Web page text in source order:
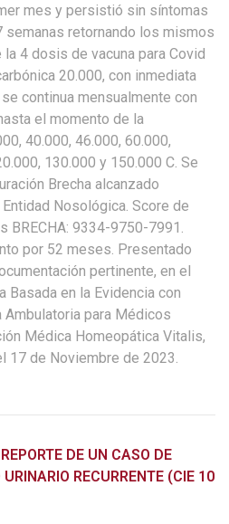
mes y persistió sin síntomas
semanas retornando los mismos
4 dosis de vacuna para Covid
20.000, con inmediata
continua mensualmente con
el momento de la
40.000, 46.000, 60.000,
130.000 y 150.000 C. Se
Brecha alcanzado
Nosológica. Score de
BRECHA: 9334-9750-7991.
por 52 meses. Presentado
pertinente, en el
Basada en la Evidencia con
para Médicos
Médica Homeopática Vitalis,
17 de Noviembre de 2023.
DE UN CASO DE
URINARIO RECURRENTE (CIE 10